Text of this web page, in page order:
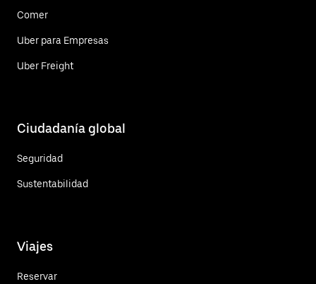
Comer
Uber para Empresas
Uber Freight
Ciudadanía global
Seguridad
Sustentabilidad
Viajes
Reservar